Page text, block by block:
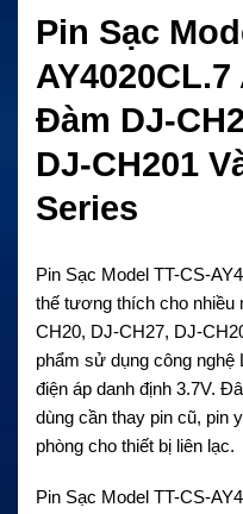
Pin Sạc
Đàm DJ-
DJ-CH201
Series
Pin Sạc Model TT-CS-
thế tương thích cho nhiều
CH20, DJ-CH27, DJ-
phẩm sử dụng công
điện áp danh định 3.7V.
dùng cần thay pin cũ, pin
phòng cho thiết bị liên lạc.
Pin Sạc Model TT-CS-